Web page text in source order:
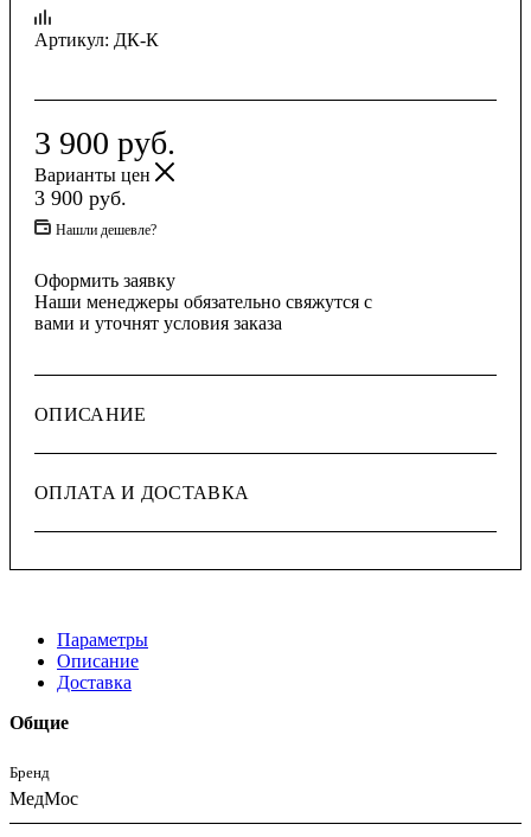
Артикул: ДК-К
3 900 руб.
Варианты цен
3 900 руб.
Нашли дешевле?
Оформить заявку
Наши менеджеры обязательно свяжутся с
вами и уточнят условия заказа
ОПИСАНИЕ
ОПЛАТА И ДОСТАВКА
Параметры
Описание
Доставка
Общие
Бренд
МедМос